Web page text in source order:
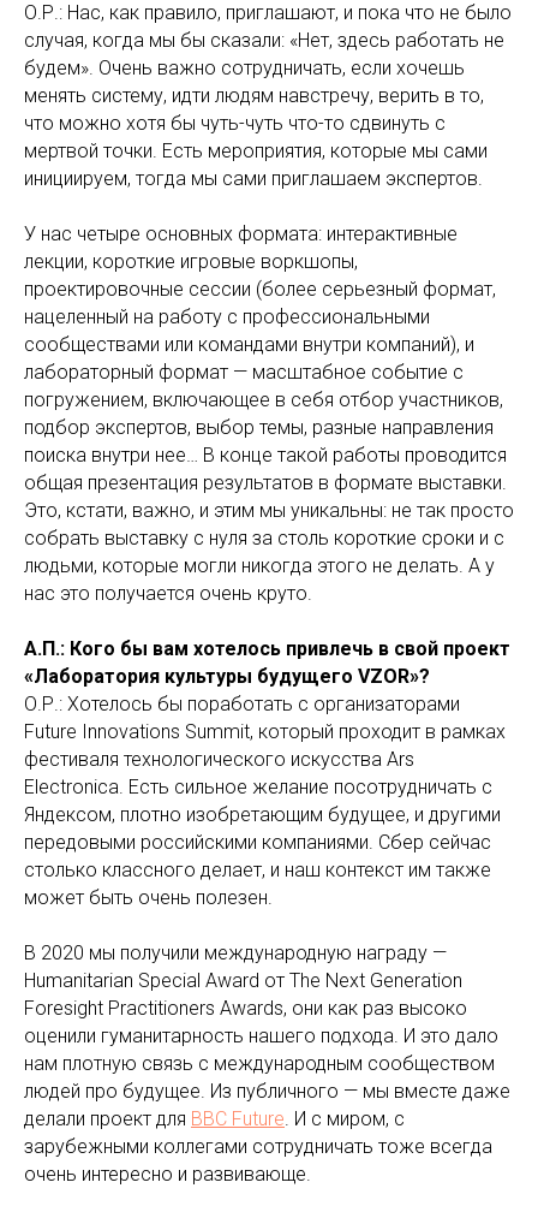
О.Р.: Нас, как правило, приглашают, и пока что не было
случая, когда мы бы сказали: «Нет, здесь работать не
будем». Очень важно сотрудничать, если хочешь
менять систему, идти людям навстречу, верить в то,
что можно хотя бы чуть-чуть что-то сдвинуть с
мертвой точки. Есть мероприятия, которые мы сами
инициируем, тогда мы сами приглашаем экспертов.
У нас четыре основных формата: интерактивные
лекции, короткие игровые воркшопы,
проектировочные сессии (более серьезный формат,
нацеленный на работу с профессиональными
сообществами или командами внутри компаний), и
лабораторный формат — масштабное событие с
погружением, включающее в себя отбор участников,
подбор экспертов, выбор темы, разные направления
поиска внутри нее… В конце такой работы проводится
общая презентация результатов в формате выставки.
Это, кстати, важно, и этим мы уникальны: не так просто
собрать выставку с нуля за столь короткие сроки и с
людьми, которые могли никогда этого не делать. А у
нас это получается очень круто.
А.П.: Кого бы вам хотелось привлечь в свой проект
«Лаборатория культуры будущего VZOR»?
О.Р.: Хотелось бы поработать с организаторами
Future Innovations Summit, который проходит в рамках
фестиваля технологического искусства Ars
Electronica. Есть сильное желание посотрудничать с
Яндексом, плотно изобретающим будущее, и другими
передовыми российскими компаниями. Сбер сейчас
столько классного делает, и наш контекст им также
может быть очень полезен.
В 2020 мы получили международную награду —
Humanitarian Special Award от The Next Generation
Foresight Practitioners Awards, они как раз высоко
оценили гуманитарность нашего подхода. И это дало
нам плотную связь с международным сообществом
людей про будущее. Из публичного — мы вместе даже
делали проект для BBC Future. И с миром, с
зарубежными коллегами сотрудничать тоже всегда
очень интересно и развивающе.